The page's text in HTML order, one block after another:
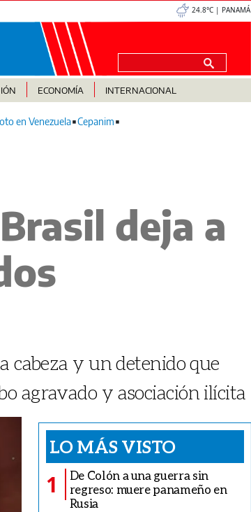
24.8°C | PANAMÁ
ECONOMÍA INTERNACIONAL
en Venezuela Cepanim
deja a
cabeza y un detenido que
agravado y asociación ilícita
LO MÁS VISTO
1
De Colón a una guerra sin
regreso: muere panameño en
Rusia